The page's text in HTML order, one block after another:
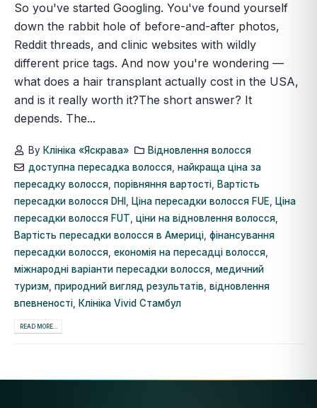
So you've started Googling. You've found yourself
down the rabbit hole of before-and-after photos,
Reddit threads, and clinic websites with wildly
different price tags. And now you're wondering —
what does a hair transplant actually cost in the USA,
and is it really worth it?The short answer? It
depends. The...
By Клініка «Яскрава»
Відновлення волосся
доступна пересадка волосся, найкраща ціна за
пересадку волосся порівняння вартості
Вартість
пересадки волосся DHI
Ціна пересадки волосся FUE
Ціна
пересадки волосся FUT ціни на відновлення волосся
Вартість пересадки волосся в Америці фінансування
пересадки волосся економія на пересадці волосся
міжнародні варіанти пересадки волосся медичний
туризм природний вигляд результатів відновлення
впевненості
Клініка Vivid Стамбул
READ MORE...